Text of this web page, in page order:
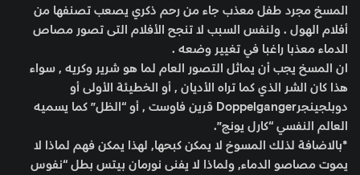
المسخ مجرد طفل معذب جاء من رحم ذكري يصعب تصنفها من
أفلام الهول . ولنفس السبب لا تنجح الأفلام التى تصور مصاص
الدماء معذبا راغبا في تغيير وضعه .
ان المسخ يجب أن يماثل التصور العام لما هو شرير وكريه , سواء
هذا كان الشر الذي كما تراه الأديان , أو الخطيئة الأولى أو
دوبلجينجرDoppelganger قرين فاوست , أو “الظل” كما يسميه
العالم النفسي “كارل يونج”.
*بالاضافة لذلك المسوخ لا يمكن كبحها, لهذا يمكن فهم لماذا لا
يموت مصاصو الدماء, ولماذا لا يفنى نورمان بيتس بطل “نفوس